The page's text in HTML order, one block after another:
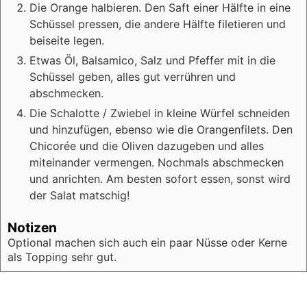
Die Orange halbieren. Den Saft einer Hälfte in eine
Schüssel pressen, die andere Hälfte filetieren und
beiseite legen.
Etwas Öl, Balsamico, Salz und Pfeffer mit in die
Schüssel geben, alles gut verrühren und
abschmecken.
Die Schalotte / Zwiebel in kleine Würfel schneiden
und hinzufügen, ebenso wie die Orangenfilets. Den
Chicorée und die Oliven dazugeben und alles
miteinander vermengen. Nochmals abschmecken
und anrichten. Am besten sofort essen, sonst wird
der Salat matschig!
Notizen
Optional machen sich auch ein paar Nüsse oder Kerne
als Topping sehr gut.